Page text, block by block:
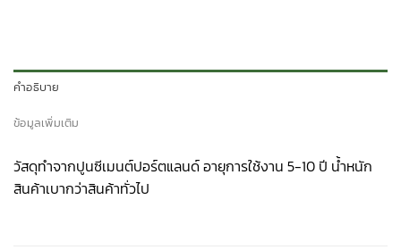
คำอธิบาย
ข้อมูลเพิ่มเติม
วัสดุทำจากปูนซีเมนต์ปอร์ตแลนด์ อายุการใช้งาน 5-10 ปี น้ำหนัก
สินค้าเบากว่าสินค้าทั่วไป